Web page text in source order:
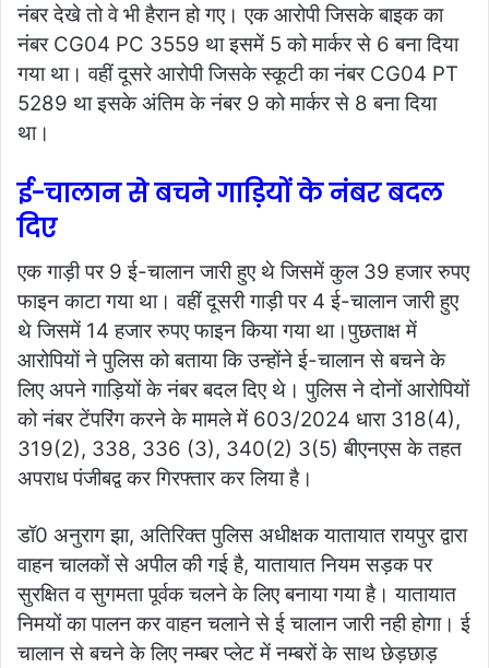
नंबर देखे तो वे भी हैरान हो गए। एक आरोपी जिसके बाइक का
नंबर CG04 PC 3559 था इसमें 5 को मार्कर से 6 बना दिया
गया था। वहीं दूसरे आरोपी जिसके स्कूटी का नंबर CG04 PT
5289 था इसके अंतिम के नंबर 9 को मार्कर से 8 बना दिया
था।
ई-चालान से बचने गाड़ियों के नंबर बदल
दिए
एक गाड़ी पर 9 ई-चालान जारी हुए थे जिसमें कुल 39 हजार रुपए
फाइन काटा गया था। वहीं दूसरी गाड़ी पर 4 ई-चालान जारी हुए
थे जिसमें 14 हजार रुपए फाइन किया गया था।पुछताक्ष में
आरोपियों ने पुलिस को बताया कि उन्होंने ई-चालान से बचने के
लिए अपने गाड़ियों के नंबर बदल दिए थे। पुलिस ने दोनों आरोपियों
को नंबर टेंपरिंग करने के मामले में 603/2024 धारा 318(4),
319(2), 338, 336 (3), 340(2) 3(5) बीएनएस के तहत
अपराध पंजीबद्व कर गिरफ्तार कर लिया है।
डॉ0 अनुराग झा, अतिरिक्त पुलिस अधीक्षक यातायात रायपुर द्वारा
वाहन चालकों से अपील की गई है, यातायात नियम सड़क पर
सुरक्षित व सुगमता पूर्वक चलने के लिए बनाया गया है। यातायात
निमयों का पालन कर वाहन चलाने से ई चालान जारी नही होगा। ई
चालान से बचने के लिए नम्बर प्लेट में नम्बरों के साथ छेड़छाड़